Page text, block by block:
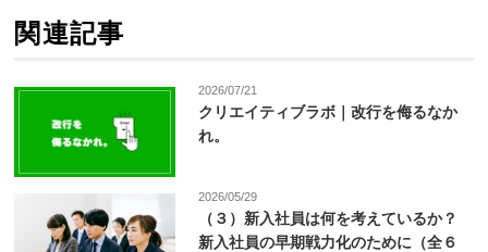
関連記事
2026/07/21
クリエイティブラボ｜改行を侮るなか
れ。
2026/05/29
（３）新入社員は何を考えているか？
新入社員の早期戦力化のために（全６